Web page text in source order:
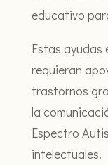
educativo
Estas
requieran
trastornos
la
Espectro
intelectuales.